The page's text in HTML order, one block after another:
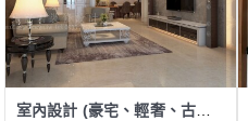
室內設計 (豪宅、輕奢、古典、新古典、美式、歐式) 風格